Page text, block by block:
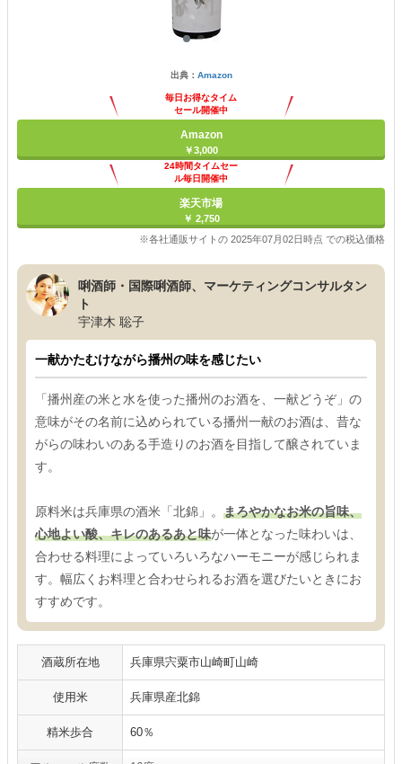
出典： Amazon
毎日お得なタイム
セール開催中
Amazon
￥3,000
24時間タイムセー
ル毎日開催中
楽天市場
￥ 2,750
※各社通販サイトの 2025年07月02日時点 での税込価格
唎酒師・国際唎酒師、マーケティングコンサルタン
ト
宇津木 聡子
一献かたむけながら播州の味を感じたい
「播州産の米と水を使った播州のお酒を、一献どうぞ」の
意味がその名前に込められている播州一献のお酒は、昔な
がらの味わいのある手造りのお酒を目指して醸されていま
す。
原料米は兵庫県の酒米「北錦」。 まろやかなお米の旨味、
心地よい酸、キレのあるあと味が一体となった味わいは、
合わせる料理によっていろいろなハーモニーが感じられま
す。幅広くお料理と合わせられるお酒を選びたいときにお
すすめです。
酒蔵所在地 兵庫県宍粟市山崎町山崎
使用米 兵庫県産北錦
精米歩合 60％